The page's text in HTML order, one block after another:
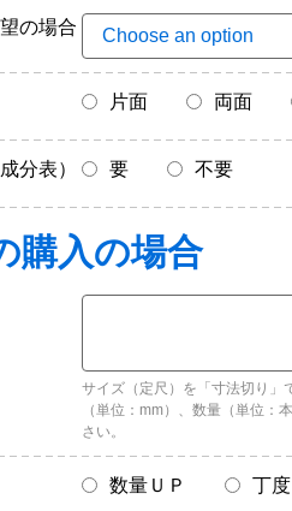
の場合
片面 両面
分表） 要 不要
サイズ（定尺）を「寸法切り」
（単位：mm）、数量（単位：
さい。
数量ＵＰ 丁度